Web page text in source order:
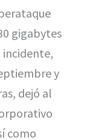
p
gigabytes
incidente,
y
dejó al
como